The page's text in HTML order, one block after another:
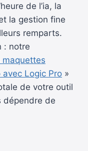
de l’ia, la
la gestion fine
remparts.
: notre
maquettes
Logic Pro »
de votre outil
dépendre de